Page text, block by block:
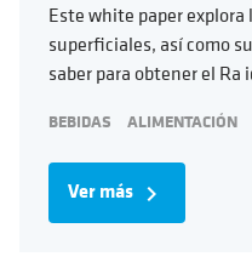
Este white paper
superficiales, así como
saber para obtener el Ra
BEBIDAS ALIMENTACIÓN
Ver más navigate_next